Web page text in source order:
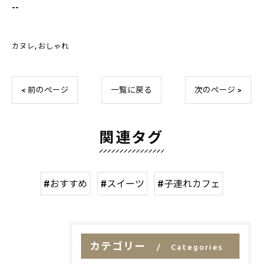
--
カヌレ おしゃれ
< 前のページ 一覧に戻る 次のページ >
関連タグ
#おすすめ #スイーツ #子連れカフェ
カテゴリー Categories